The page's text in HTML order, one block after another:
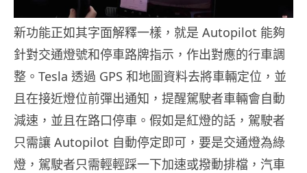
新功能正如其字面解釋一樣，就是 Autopilot 能夠
針對交通燈號和停車路牌指示，作出對應的行車調
整。Tesla 透過 GPS 和地圖資料去將車輛定位，並
且在接近燈位前彈出通知，提醒駕駛者車輛會自動
減速，並且在路口停車。假如是紅燈的話，駕駛者
只需讓 Autopilot 自動停定即可，要是交通燈為綠
燈，駕駛者只需輕輕踩一下加速或撥動排檔，汽車